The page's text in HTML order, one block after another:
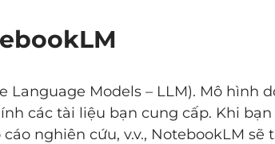
Models – LLM). Mô hình
các tài liệu bạn cung cấp. Khi bạn
nghiên cứu, v.v., NotebookLM sẽ